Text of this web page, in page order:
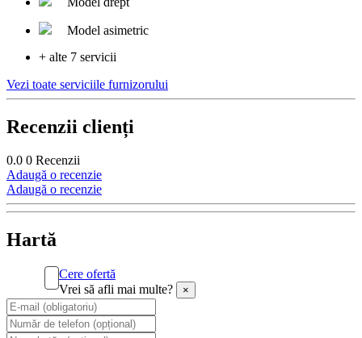
Model asimetric
+ alte 7 servicii
Vezi toate serviciile furnizorului
Recenzii clienți
0.0 0 Recenzii
Adaugă o recenzie
Adaugă o recenzie
Hartă
Cere ofertă
Vrei să afli mai multe?
×